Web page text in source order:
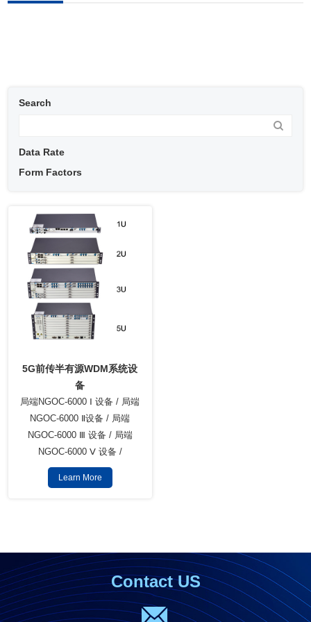
Search
Data Rate
Form Factors
5G前传半有源WDM系统设
备
局端NGOC-6000 Ⅰ 设备 / 局端
NGOC-6000 Ⅱ设备 / 局端
NGOC-6000 Ⅲ 设备 / 局端
NGOC-6000 Ⅴ 设备 /
Learn More
Contact US